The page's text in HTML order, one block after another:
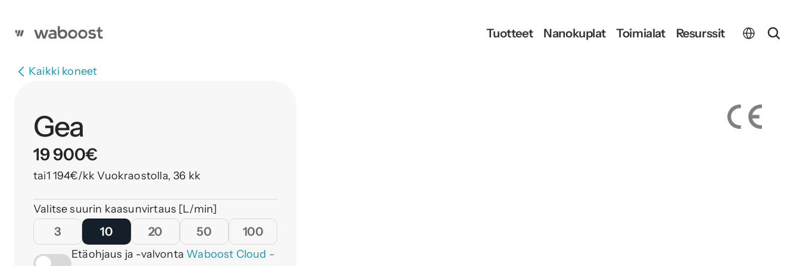
Tuotteet Nanokuplat Toimialat Resurssit
Kaikki koneet
Gea
19 900€
tai1 194€/kk Vuokraostolla, 36 kk
Valitse suurin kaasunvirtaus [L/min]
3 10 20 50 100
Etäohjaus ja -valvonta Waboost Cloud -